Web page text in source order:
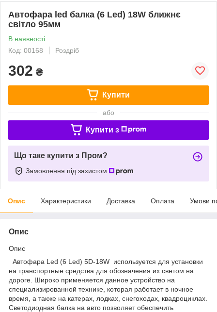
Автофара led балка (6 Led) 18W ближнє
світло 95мм
В наявності
Код: 00168
Роздріб
302 ₴
Купити
або
Купити з
Що таке купити з Пром?
Замовлення під захистом
Опис Характеристики Доставка Оплата Умови
Опис
Опис
Автофара Led (6 Led) 5D-18W используется для установки
на транспортные средства для обозначения их светом на
дороге. Широко применяется данное устройство на
специализированной технике, которая работает в ночное
время, а также на катерах, лодках, снегоходах, квадроциклах.
Светодиодная балка на авто позволяет обеспечить